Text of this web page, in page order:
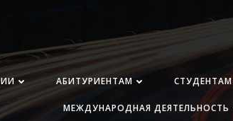
АБИТУРИЕНТАМ СТУДЕНТАМ
МЕЖДУНАРОДНАЯ ДЕЯТЕЛЬНОСТЬ